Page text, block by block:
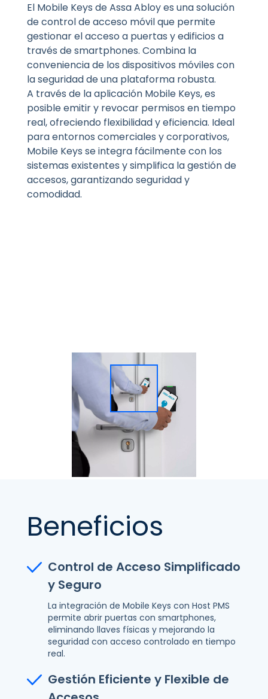
El Mobile Keys de Assa Abloy es una solución
de control de acceso móvil que permite
gestionar el acceso a puertas y edificios a
través de smartphones. Combina la
conveniencia de los dispositivos móviles con
la seguridad de una plataforma robusta.
A través de la aplicación Mobile Keys, es
posible emitir y revocar permisos en tiempo
real, ofreciendo flexibilidad y eficiencia. Ideal
para entornos comerciales y corporativos,
Mobile Keys se integra fácilmente con los
sistemas existentes y simplifica la gestión de
accesos, garantizando seguridad y
comodidad.
Beneficios
Control de Acceso Simplificado
y Seguro
La integración de Mobile Keys con Host PMS
permite abrir puertas con smartphones,
eliminando llaves físicas y mejorando la
seguridad con acceso controlado en tiempo
real.
Gestión Eficiente y Flexible de